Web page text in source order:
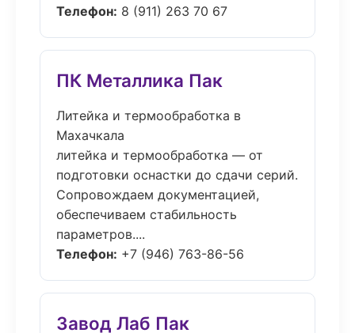
Телефон: 8 (911) 263 70 67
ПК Металлика Пак
Литейка и термообработка в
Махачкала
литейка и термообработка — от
подготовки оснастки до сдачи серий.
Сопровождаем документацией,
обеспечиваем стабильность
параметров....
Телефон: +7 (946) 763-86-56
Завод Лаб Пак